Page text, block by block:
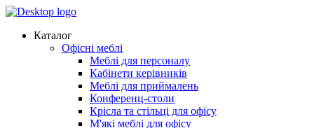
Каталог
Офісні меблі
Меблі для персоналу
Кабінети керівників
Меблі для приймалень
Конференц-столи
Крісла та стільці для офісу
М'які меблі для офісу